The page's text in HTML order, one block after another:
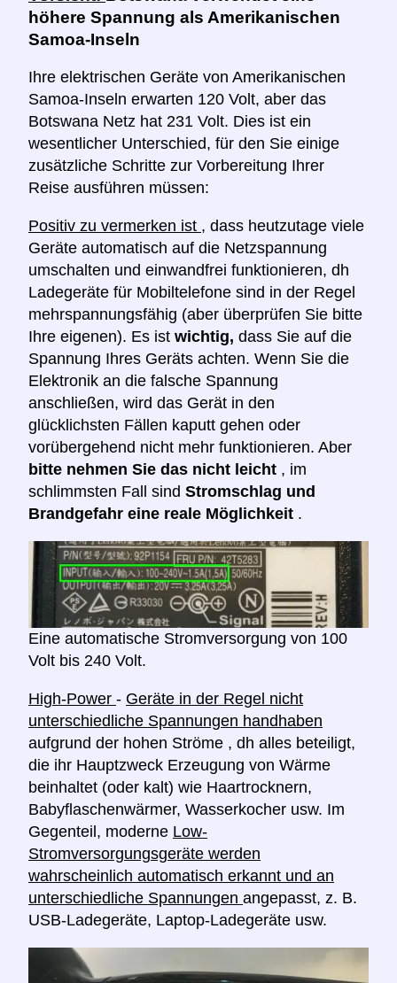
höhere Spannung als Amerikanischen
Samoa-Inseln
Ihre elektrischen Geräte von Amerikanischen
Samoa-Inseln erwarten 120 Volt, aber das
Botswana Netz hat 231 Volt. Dies ist ein
wesentlicher Unterschied, für den Sie einige
zusätzliche Schritte zur Vorbereitung Ihrer
Reise ausführen müssen:
Positiv zu vermerken ist , dass heutzutage viele
Geräte automatisch auf die Netzspannung
umschalten und einwandfrei funktionieren, dh
Ladegeräte für Mobiltelefone sind in der Regel
mehrspannungsfähig (aber überprüfen Sie bitte
Ihre eigenen). Es ist wichtig, dass Sie auf die
Spannung Ihres Geräts achten. Wenn Sie die
Elektronik an die falsche Spannung
anschließen, wird das Gerät in den
glücklichsten Fällen kaputt gehen oder
vorübergehend nicht mehr funktionieren. Aber
bitte nehmen Sie das nicht leicht , im
schlimmsten Fall sind Stromschlag und
Brandgefahr eine reale Möglichkeit .
Eine automatische Stromversorgung von 100
Volt bis 240 Volt.
High-Power - Geräte in der Regel nicht
unterschiedliche Spannungen handhaben
aufgrund der hohen Ströme , dh alles beteiligt,
die ihr Hauptzweck Erzeugung von Wärme
beinhaltet (oder kalt) wie Haartrocknern,
Babyflaschenwärmer, Wasserkocher usw. Im
Gegenteil, moderne Low-
Stromversorgungsgeräte werden
wahrscheinlich automatisch erkannt und an
unterschiedliche Spannungen angepasst, z. B.
USB-Ladegeräte, Laptop-Ladegeräte usw.